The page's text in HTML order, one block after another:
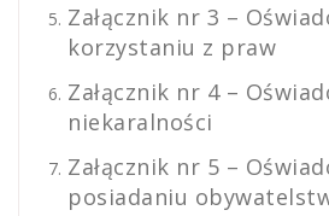
Załącznik nr 3 –
korzystaniu z praw
Załącznik nr 4 –
niekaralności
Załącznik nr 5 –
posiadaniu